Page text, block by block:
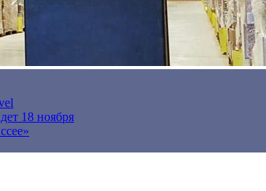
18 ноября